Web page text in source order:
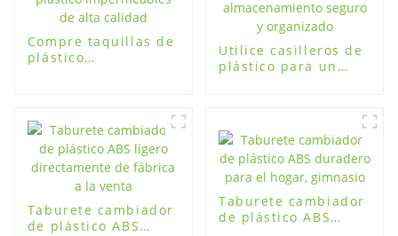
Compre taquillas de
plástico
Utilice casilleros de
plástico para un
Taburete cambiador
de plástico ABS
Taburete cambiador
de plástico ABS